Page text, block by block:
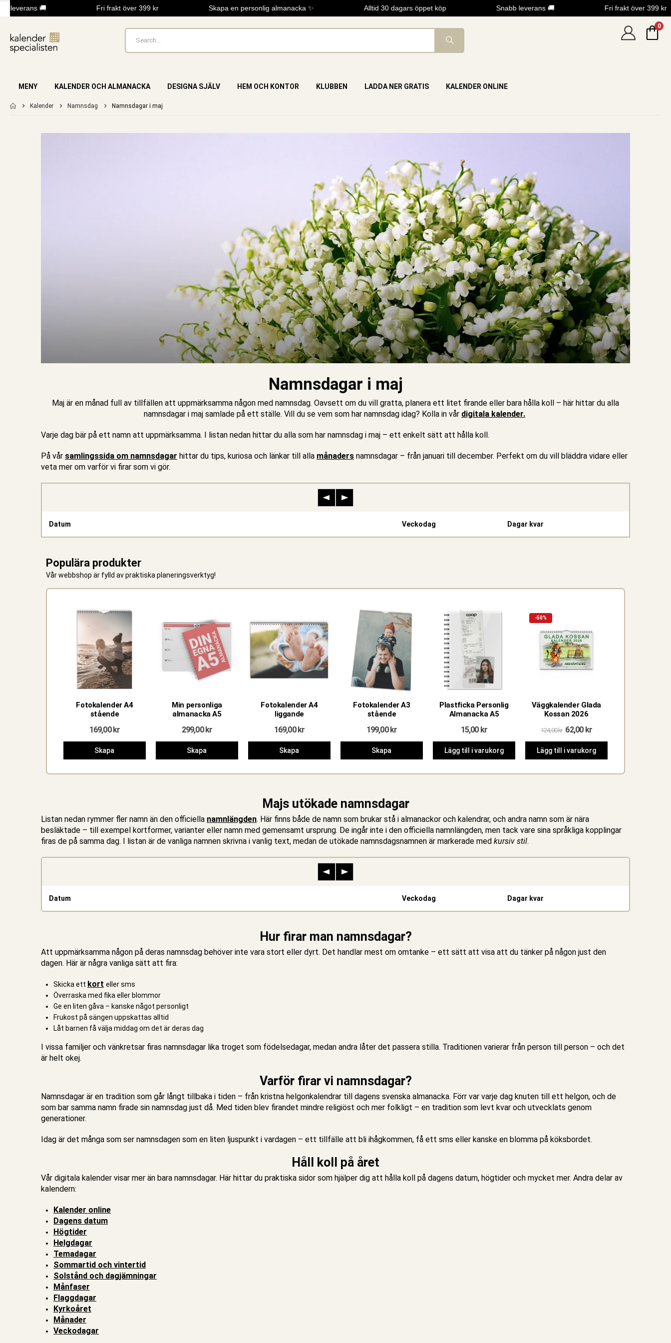
🚚 Fri frakt över 399 kr Skapa en personlig almanacka ✨ Alltid 30 dagars öppet köp Snabb leverans 🚚 Fri frakt över 399 kr
0
MENY KALENDER OCH ALMANACKA DESIGNA SJÄLV HEM OCH KONTOR KLUBBEN LADDA NER GRATIS KALENDER ONLINE
Kalender Namnsdag Namnsdagar i maj
Namnsdagar i maj
Maj är en månad full av tillfällen att uppmärksamma någon med namnsdag. Oavsett om du vill gratta, planera ett litet firande eller bara hålla koll – här hittar du alla
namnsdagar i maj samlade på ett ställe. Vill du se vem som har namnsdag idag? Kolla in vår digitala kalender.
Varje dag bär på ett namn att uppmärksamma. I listan nedan hittar du alla som har namnsdag i maj – ett enkelt sätt att hålla koll.
På vår samlingssida om namnsdagar hittar du tips, kuriosa och länkar till alla månaders namnsdagar – från januari till december. Perfekt om du vill bläddra vidare eller
veta mer om varför vi firar som vi gör.
Datum Vecko­dag Dagar kvar
Populära produkter
Vår webbshop är fylld av praktiska planeringsverktyg!
Fotokalender A4
stående
169,00 kr
Skapa
Min personliga
almanacka A5
299,00 kr
Skapa
Fotokalender A4
liggande
169,00 kr
Skapa
Fotokalender A3
stående
199,00 kr
Skapa
Plastficka Personlig
Almanacka A5
15,00 kr
Lägg till i varukorg
-50%
Väggkalender Glada
Kossan 2026
124,00kr Det
priset
var:
124,00 kr.
62,00 krDet
är:
62,00 kr.
Lägg till i varukorg
Majs utökade namnsdagar
Listan nedan rymmer fler namn än den officiella namnlängden. Här finns både de namn som brukar stå i almanackor och kalendrar, och andra namn som är nära
besläktade – till exempel kortformer, varianter eller namn med gemensamt ursprung. De ingår inte i den officiella namnlängden, men tack vare sina språkliga kopplingar
firas de på samma dag. I listan är de vanliga namnen skrivna i vanlig text, medan de utökade namnsdagsnamnen är markerade med kursiv stil.
Datum Vecko­dag Dagar kvar
Hur firar man namnsdagar?
Att uppmärksamma någon på deras namnsdag behöver inte vara stort eller dyrt. Det handlar mest om omtanke – ett sätt att visa att du tänker på någon just den
dagen. Här är några vanliga sätt att fira:
Skicka ett kort eller sms
Överraska med fika eller blommor
Ge en liten gåva – kanske något personligt
Frukost på sängen uppskattas alltid
Låt barnen få välja middag om det är deras dag
I vissa familjer och vänkretsar firas namnsdagar lika troget som födelsedagar, medan andra låter det passera stilla. Traditionen varierar från person till person – och det
är helt okej.
Varför firar vi namnsdagar?
Namnsdagar är en tradition som går långt tillbaka i tiden – från kristna helgonkalendrar till dagens svenska almanacka. Förr var varje dag knuten till ett helgon, och de
som bar samma namn firade sin namnsdag just då. Med tiden blev firandet mindre religiöst och mer folkligt – en tradition som levt kvar och utvecklats genom
generationer.
Idag är det många som ser namnsdagen som en liten ljuspunkt i vardagen – ett tillfälle att bli ihågkommen, få ett sms eller kanske en blomma på köksbordet.
Håll koll på året
Vår digitala kalender visar mer än bara namnsdagar. Här hittar du praktiska sidor som hjälper dig att hålla koll på dagens datum, högtider och mycket mer. Andra delar av
kalendern:
Kalender online
Dagens datum
Högtider
Helgdagar
Temadagar
Sommartid och vintertid
Solstånd och dagjämningar
Månfaser
Flaggdagar
Kyrkoåret
Månader
Veckodagar